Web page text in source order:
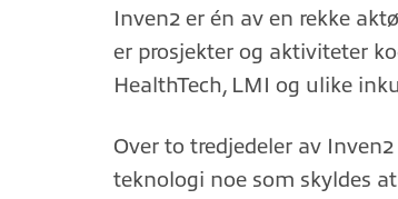
Inven2 er én av en rekke
er prosjekter og aktiviteter
HealthTech, LMI og ulike
Over to tredjedeler av
teknologi noe som skyldes